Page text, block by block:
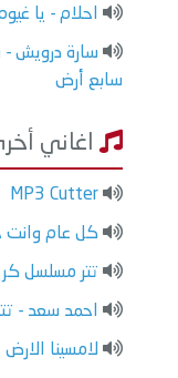
احلام - يا
سارة درويش
سابع أرض
اغاني
MP3 Cutter
كل عام وانت
تتر مسلسل
احمد سعد -
لامسينا الارض